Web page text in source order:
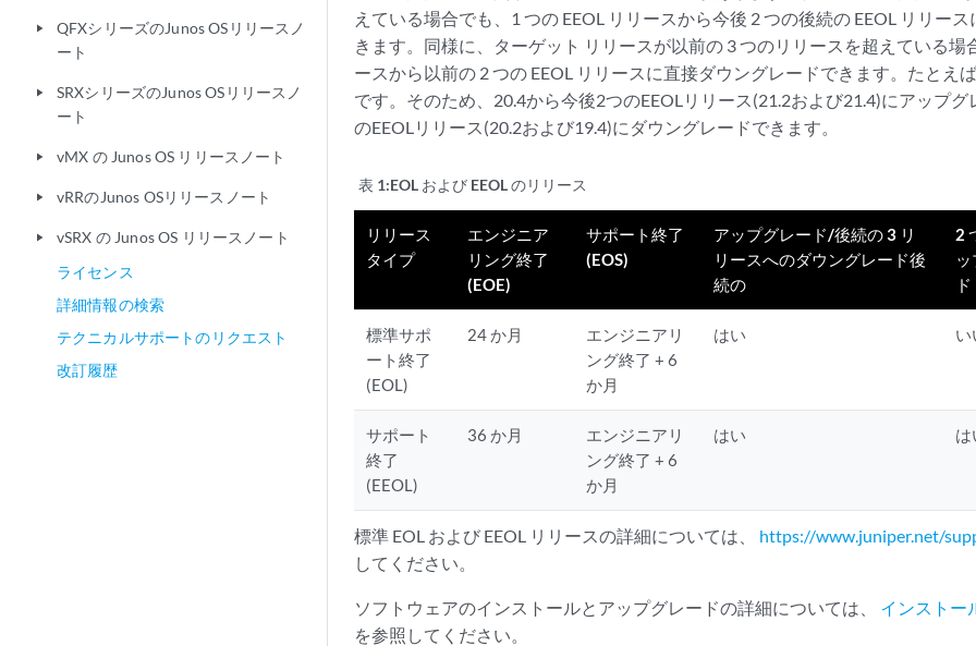
play_arrow
QFXシリーズのJunos OSリリースノ
ート
play_arrow
SRXシリーズのJunos OSリリースノ
ート
play_arrow vMX の Junos OS リリースノート
play_arrow vRRのJunos OSリリースノート
play_arrow
vSRX の Junos OS リリースノート
ライセンス
詳細情報の検索
テクニカルサポートのリクエスト
改訂履歴
えている場合でも、1 つの EEOL リリースから今後 2 つの後続の EEOL リリー
きます。同様に、ターゲット リリースが以前の 3 つのリリースを超えている場
ースから以前の 2 つの EEOL リリースに直接ダウングレードできます。たとえ
です。そのため、20.4から今後2つのEEOLリリース(21.2および21.4)にアップ
のEEOLリリース(20.2および19.4)にダウングレードできます。
表 1:EOL および EEOL のリリース
リリース
タイプ
エンジニア
リング終了
(EOE)
サポート終了
(EOS)
アップグレード/後続の 3 リ
リースへのダウングレード後
続の
2
ド
標準サポ
ート終了
(EOL)
24 か月
エンジニアリ
ング終了 + 6
か月
はい い
サポート
終了
(EEOL)
36 か月
エンジニアリ
ング終了 + 6
か月
はい は
標準 EOL および EEOL リリースの詳細については、 https://www.juniper.net/
してください。
ソフトウェアのインストールとアップグレードの詳細については、 インストー
を参照してください。